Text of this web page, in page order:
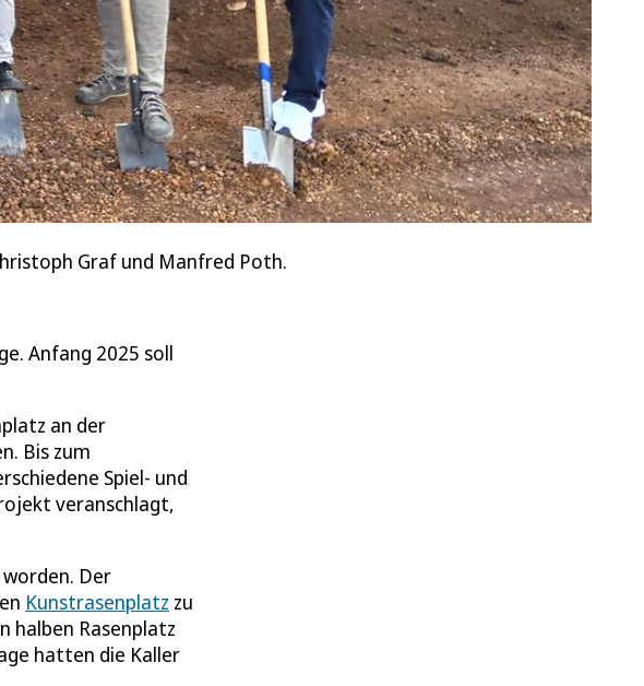
Graf und Manfred Poth.
Anfang 2025 soll
an der
Bis zum
Spiel- und
veranschlagt,
Der
Kunstrasenplatz zu
halben Rasenplatz
hatten die Kaller